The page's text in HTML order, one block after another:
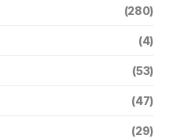
(280)
(4)
(53)
(47)
(29)